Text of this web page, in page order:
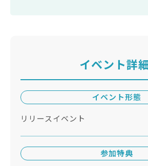
イベント詳細
イベント形態
リリースイベント
参加特典